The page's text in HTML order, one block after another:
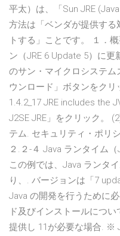
平太）は、「Sun JRE
方法は「ベンダが提供す
トする」ことです。 １．
ン（JRE 6 Update 5）に更
のサン・マイクロシステ
ウンロード」ボタンをク
1.4.2_17 JRE includes the
J2SE JRE」をクリック。
テム. セキュリティ・ポリ
２.２-４ Java ランタイム
この例では、Java ランタ
り、. バージョンは「7
Java の開発を行うために
ド及びインストールにつ
提供し 11が必要な場合. ※